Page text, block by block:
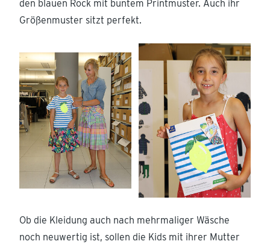
den blauen Rock mit buntem Printmuster. Auch ihr
Größenmuster sitzt perfekt.
Ob die Kleidung auch nach mehrmaliger Wäsche
noch neuwertig ist, sollen die Kids mit ihrer Mutter